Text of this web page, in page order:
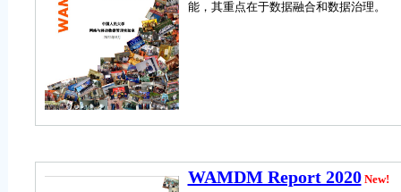
能，其重点在于数据融合和数据治理。
WAMDM Report 2020 New!